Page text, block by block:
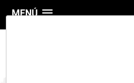
MENÚ